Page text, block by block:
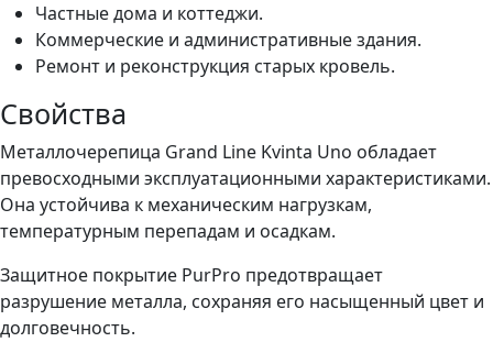
Частные дома и коттеджи.
Коммерческие и административные здания.
Ремонт и реконструкция старых кровель.
Свойства
Металлочерепица Grand Line Kvinta Uno обладает
превосходными эксплуатационными характеристиками.
Она устойчива к механическим нагрузкам,
температурным перепадам и осадкам.
Защитное покрытие PurPro предотвращает
разрушение металла, сохраняя его насыщенный цвет и
долговечность.